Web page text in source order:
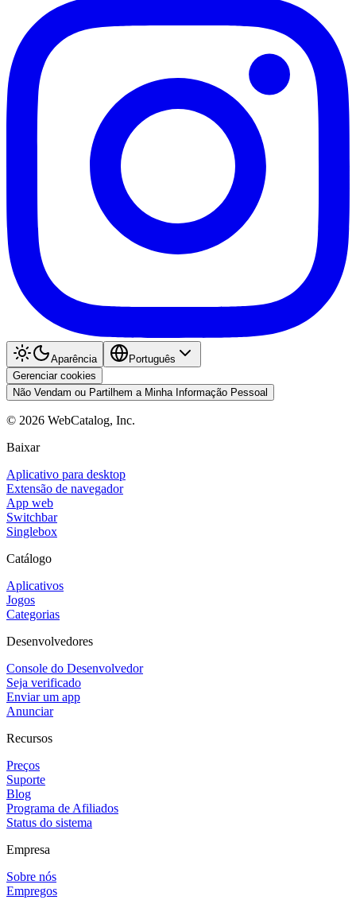
Aparência
Português
Gerenciar cookies
Não Vendam ou Partilhem a Minha Informação Pessoal
© 2026 WebCatalog, Inc.
Baixar
Aplicativo para desktop
Extensão de navegador
App web
Switchbar
Singlebox
Catálogo
Aplicativos
Jogos
Categorias
Desenvolvedores
Console do Desenvolvedor
Seja verificado
Enviar um app
Anunciar
Recursos
Preços
Suporte
Blog
Programa de Afiliados
Status do sistema
Empresa
Sobre nós
Empregos